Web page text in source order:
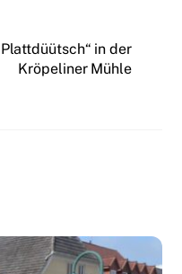
in der
Kröpeliner Mühle